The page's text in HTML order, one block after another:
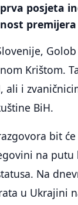
posjeta
Golob
Krištom.
ali i
BiH.
bit
na putu
Na
u Ukrajini